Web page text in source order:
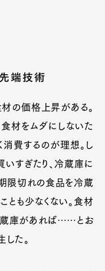
端技術
の価格上昇がある。
材をムダにしないた
消費するのが理想。し
いすぎたり、冷蔵庫に
限切れの食品を冷蔵
とも少なくない。食材
蔵庫があれば……とお
た。